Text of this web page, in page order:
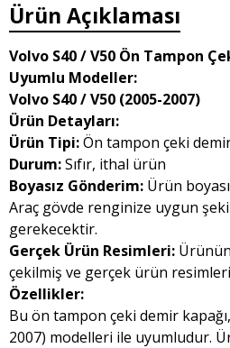
Ürün Açıklaması
Volvo S40 / V50 Ön Tampon
Uyumlu Modeller:
Volvo S40 / V50 (2005-2007)
Ürün Detayları:
Ürün Tipi:Ön tampon çeki
Durum:Sıfır, ithal ürün
Boyasız Gönderim: Ürün
Araç gövde renginize uygun
gerekecektir.
Gerçek Ürün Resimleri:
çekilmiş ve gerçek ürün
Özellikler:
Bu ön tampon çeki demir
2007) modelleri ile uyumludur.